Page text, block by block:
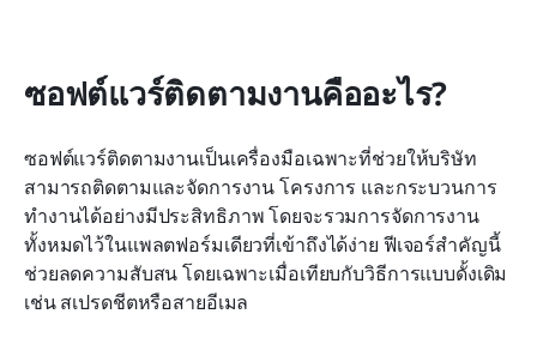
ซอฟต์แวร์ติดตามงานคืออะไร?
ซอฟต์แวร์ติดตามงานเป็นเครื่องมือเฉพาะที่ช่วยให้บริษัท
สามารถติดตามและจัดการงาน โครงการ และกระบวนการ
ทำงานได้อย่างมีประสิทธิภาพ โดยจะรวมการจัดการงาน
ทั้งหมดไว้ในแพลตฟอร์มเดียวที่เข้าถึงได้ง่าย ฟีเจอร์สำคัญนี้
ช่วยลดความสับสน โดยเฉพาะเมื่อเทียบกับวิธีการแบบดั้งเดิม
เช่น สเปรดชีตหรือสายอีเมล